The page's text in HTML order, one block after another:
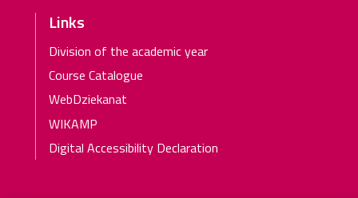
Links
Division of the academic year
Course Catalogue
WebDziekanat
WIKAMP
Digital Accessibility Declaration